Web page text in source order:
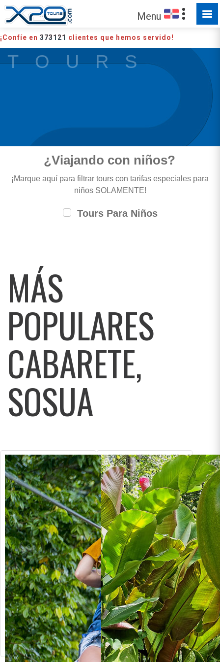
Menu
¡Confíe en 373121 clientes que hemos servido!
T O U R S
¿Viajando con niños?
¡Marque aquí para filtrar tours con tarifas especiales para
niños SOLAMENTE!
Tours Para Niños
MÁS
POPULARES
CABARETE,
SOSUA